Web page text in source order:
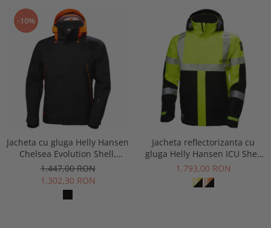
-10%
Jacheta cu gluga Helly Hansen
Chelsea Evolution Shell,
impermeabila
1.447,00 RON
1.302,30 RON
Jacheta reflectorizanta cu
gluga Helly Hansen ICU Shell
Jacket CL3
1.793,00 RON